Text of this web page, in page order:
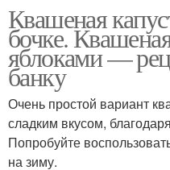
Квашеная
бочке.
яблоками —
банку
Очень простой вариант
сладким вкусом,
Попробуйте
на зиму.